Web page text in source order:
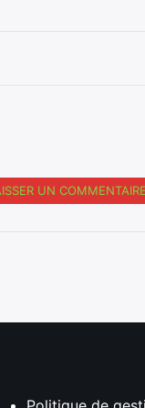
UN COMMENTAIRE